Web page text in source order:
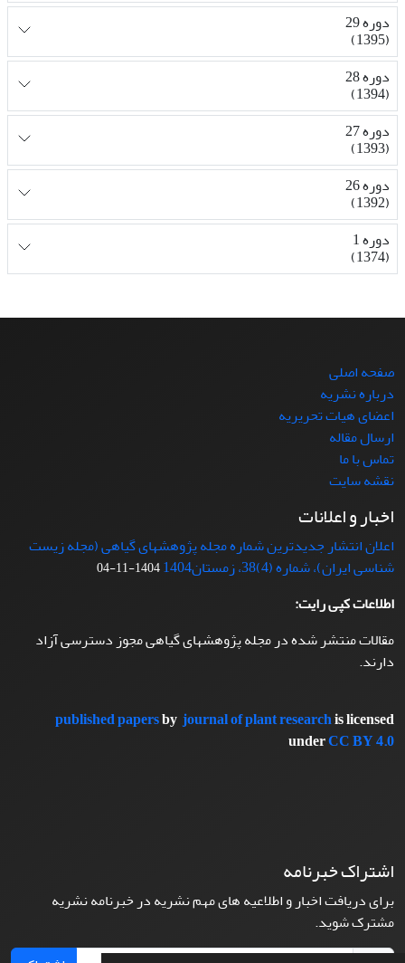
دوره 29
(1395)
دوره 28
(1394)
دوره 27
(1393)
دوره 26
(1392)
دوره 1
(1374)
صفحه اصلی
درباره نشریه
اعضای هیات تحریریه
ارسال مقاله
تماس با ما
نقشه سایت
اخبار و اعلانات
اعلان انتشار جدیدترین شماره مجله پژوهشهای گیاهی (مجله زیست
شناسی ایران)، شماره (4)38، زمستان1404
1404-11-04
اطلاعات کپی رایت:
مقالات منتشر شده در مجله پژوهشهای گیاهی مجوز دسترسی آزاد
دارند.
published papersbyjournal of plant researchis licensed
underCC BY 4.0
اشتراک خبرنامه
برای دریافت اخبار و اطلاعیه های مهم نشریه در خبرنامه نشریه
مشترک شوید.